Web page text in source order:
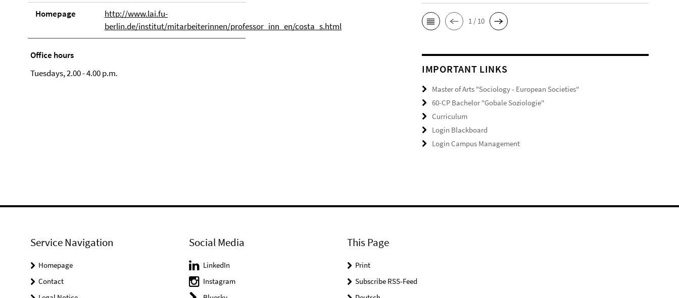
Homepage
http://www.lai.fu-
berlin.de/institut/mitarbeiterinnen/professor_inn_en/costa_s.html
Office hours
Tuesdays, 2.00 - 4.00 p.m.
1 / 10
IMPORTANT LINKS
Master of Arts "Sociology - European Societies"
60-CP Bachelor "Gobale Soziologie"
Curriculum
Login Blackboard
Login Campus Management
Service Navigation
Homepage
Contact
Social Media
LinkedIn
Instagram
This Page
Print
Subscribe RSS-Feed